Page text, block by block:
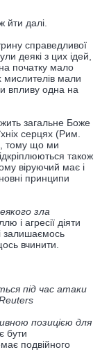
йти далі.
справедливої
деякі з цих ідей,
початку мало
мислителів мали
впливу одна на
загальне Боже
серцях (Рим.
тому що ми
також
віруючий має і
принципи
зла
і агресії діяти
залишаємось
вчинити.
під час атаки
позицією для
бути
подвійного